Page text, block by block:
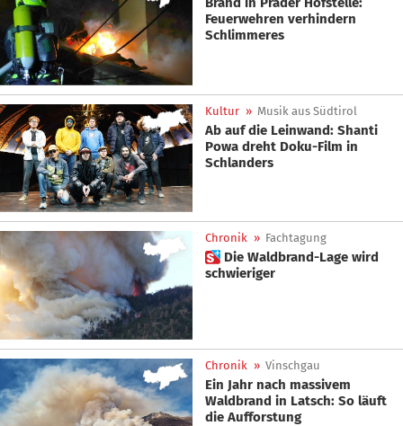
Feuerwehren verhindern
Schlimmeres
Kultur » Musik aus Südtirol
Ab auf die Leinwand: Shanti
Powa dreht Doku-Film in
Schlanders
Chronik » Fachtagung
 Die Waldbrand-Lage wird
schwieriger
Chronik » Vinschgau
Ein Jahr nach massivem
Waldbrand in Latsch: So läuft
die Aufforstung